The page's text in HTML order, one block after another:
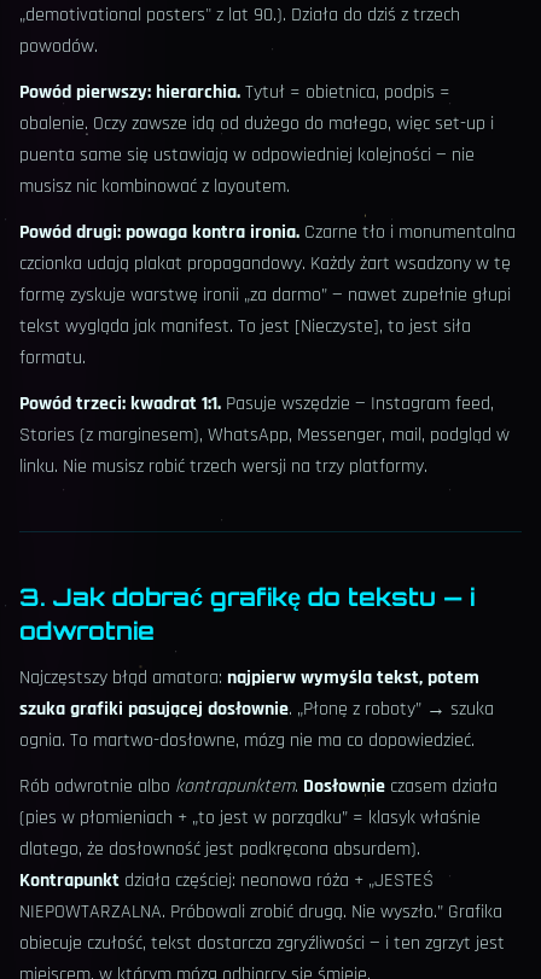
„demotivational posters" z lat 90.). Działa do dziś z trzech
powodów.
Powód pierwszy: hierarchia.Tytuł = obietnica, podpis =
obalenie. Oczy zawsze idą od dużego do małego, więc set-up i
puenta same się ustawiają w odpowiedniej kolejności — nie
musisz nic kombinować z layoutem.
Powód drugi: powaga kontra ironia. Czarne tło i monumentalna
czcionka udają plakat propagandowy. Każdy żart wsadzony w tę
formę zyskuje warstwę ironii „za darmo” — nawet zupełnie głupi
tekst wygląda jak manifest. To jest [Nieczyste], to jest siła
formatu.
Powód trzeci: kwadrat 1:1. Pasuje wszędzie — Instagram feed,
Stories (z marginesem), WhatsApp, Messenger, mail, podgląd w
linku. Nie musisz robić trzech wersji na trzy platformy.
3. Jak dobrać grafikę do tekstu — i
odwrotnie
Najczęstszy błąd amatora: najpierw wymyśla tekst, potem
szuka grafiki pasującej dosłownie. „Płonę z roboty” → szuka
ognia. To martwo-dosłowne, mózg nie ma co dopowiedzieć.
Rób odwrotnie albo kontrapunktem. Dosłownie czasem działa
(pies w płomieniach + „to jest w porządku” = klasyk właśnie
dlatego, że dosłowność jest podkręcona absurdem).
Kontrapunkt działa częściej: neonowa róża + „JESTEŚ
NIEPOWTARZALNA. Próbowali zrobić drugą. Nie wyszło.” Grafika
obiecuje czułość, tekst dostarcza zgryźliwości — i ten zgrzyt jest